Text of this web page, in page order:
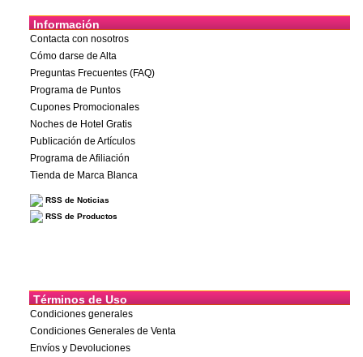
Información
Contacta con nosotros
Cómo darse de Alta
Preguntas Frecuentes (FAQ)
Programa de Puntos
Cupones Promocionales
Noches de Hotel Gratis
Publicación de Artículos
Programa de Afiliación
Tienda de Marca Blanca
RSS de Noticias
RSS de Productos
Términos de Uso
Condiciones generales
Condiciones Generales de Venta
Envíos y Devoluciones